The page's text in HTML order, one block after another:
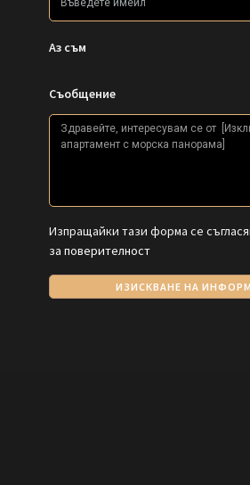
Аз съм
Съобщение
Изпращайки тази форма се
за поверителност
ИЗИСКВАНЕ НА